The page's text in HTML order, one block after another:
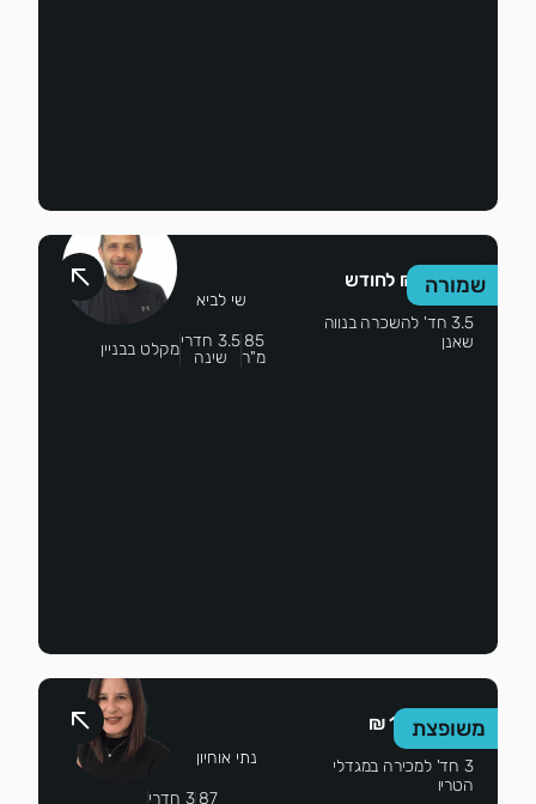
שמורה
4,650 ₪ לחודש
3.5 חד' להשכרה בנווה
שאנן
שי לביא
85
מ"ר
3.5 חדרי
שינה
מקלט בבניין
משופצת
1,999,999 ₪
3 חד' למכירה במגדלי
הטריו
נתי אוחיון
873 חדרי